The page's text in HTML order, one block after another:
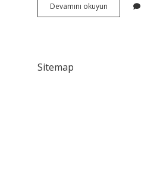
Devamını okuyun Augmentin
Nasıl
Sitemap